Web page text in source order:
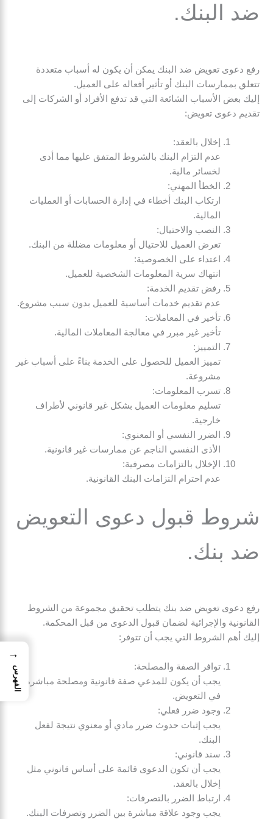
ضد البنك.
رفع دعوى تعويض ضد البنك يمكن أن يكون له أسباب متعددة
تتعلق بممارسات البنك أو تأثير أفعاله على العميل.
إليك بعض الأسباب الشائعة التي قد تدفع الأفراد أو الشركات إلى
تقديم دعوى تعويض:
إخلال بالعقد:
عدم التزام البنك بالشروط المتفق عليها مما أدى
لخسائر مالية.
الخطأ المهني:
ارتكاب البنك أخطاء في إدارة الحسابات أو العمليات
المالية.
النصب والاحتيال:
تعرض العميل للاحتيال أو معلومات مضللة من البنك.
اعتداء على الخصوصية:
انتهاك سرية المعلومات الشخصية للعميل.
رفض تقديم الخدمة:
عدم تقديم خدمات أساسية للعميل بدون سبب مشروع.
تأخير في المعاملات:
تأخير غير مبرر في معالجة المعاملات المالية.
التمييز:
تمييز العميل للحصول على الخدمة بناءً على أسباب غير
مشروعة.
تسرب المعلومات:
تسليم معلومات العميل بشكل غير قانوني لأطراف
خارجية.
الضرر النفسي أو المعنوي:
الأذى النفسي الناجم عن ممارسات غير قانونية.
الإخلال بالتزامات مصرفية:
عدم احترام التزامات البنك القانونية.
شروط قبول دعوى التعويض
ضد بنك.
رفع دعوى تعويض ضد بنك يتطلب تحقيق مجموعة من الشروط
القانونية والإجرائية لضمان قبول الدعوى من قبل المحكمة.
إليك أهم الشروط التي يجب أن تتوفر:
توافر الصفة والمصلحة:
يجب أن يكون للمدعي صفة قانونية ومصلحة مباشرة
في التعويض.
وجود ضرر فعلي:
يجب إثبات حدوث ضرر مادي أو معنوي نتيجة لفعل
البنك.
سند قانوني:
يجب أن تكون الدعوى قائمة على أساس قانوني مثل
إخلال بالعقد.
ارتباط الضرر بالتصرفات:
يجب وجود علاقة مباشرة بين الضرر وتصرفات البنك.
→
الفهرس